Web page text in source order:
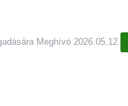
Meghívó 2026.05.12